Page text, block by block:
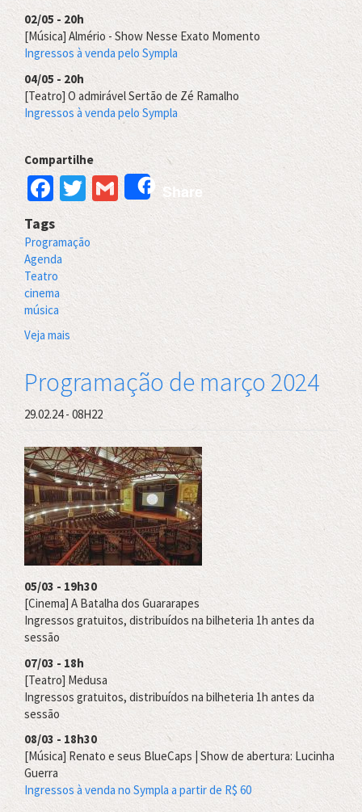
02/05 - 20h
[Música] Almério - Show Nesse Exato Momento
Ingressos à venda pelo Sympla
04/05 - 20h
[Teatro] O admirável Sertão de Zé Ramalho
Ingressos à venda pelo Sympla
Compartilhe
Facebook
Twitter
GmailShare
Tags
Programação
Agenda
Teatro
cinema
música
Veja mais
Programação
2024
Programação de março 2024
29.02.24 - 08H22
05/03 - 19h30
[Cinema] A Batalha dos Guararapes
Ingressos gratuitos, distribuídos na bilheteria 1h antes da
sessão
07/03 - 18h
[Teatro] Medusa
Ingressos gratuitos, distribuídos na bilheteria 1h antes da
sessão
08/03 - 18h30
[Música] Renato e seus BlueCaps | Show de abertura: Lucinha
Guerra
Ingressos à venda no Sympla a partir de R$ 60